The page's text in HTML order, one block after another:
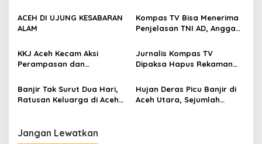
p
o
s
Dukungan Psikososial
ACEH DI UJUNG KESABARAN
ALAM
Kompas TV Bisa Menerima
Penjelasan TNI AD, Anggap
KKJ Aceh Kecam Aksi
Perampasan dan
Jurnalistik oleh TNI
Jurnalis Kompas TV
Dipaksa Hapus Rekaman
Bencana Aceh
Banjir Tak Surut Dua Hari,
Ratusan Keluarga di Aceh
Hujan Deras Picu Banjir di
Aceh Utara, Sejumlah
Jangan Lewatkan